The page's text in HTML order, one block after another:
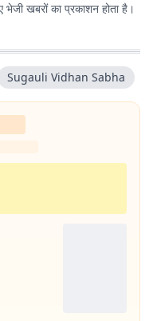
भेजी खबरों का प्रकाशन होता है।
Sugauli Vidhan Sabha